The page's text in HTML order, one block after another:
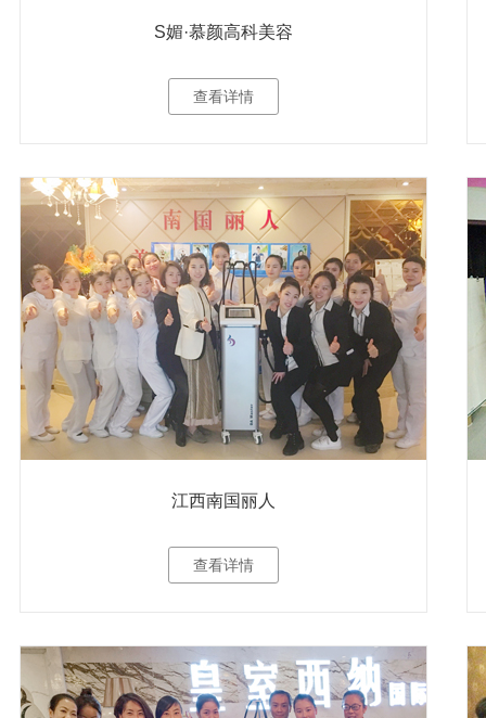
S媚·慕颜高科美容
查看详情
江西南国丽人
查看详情